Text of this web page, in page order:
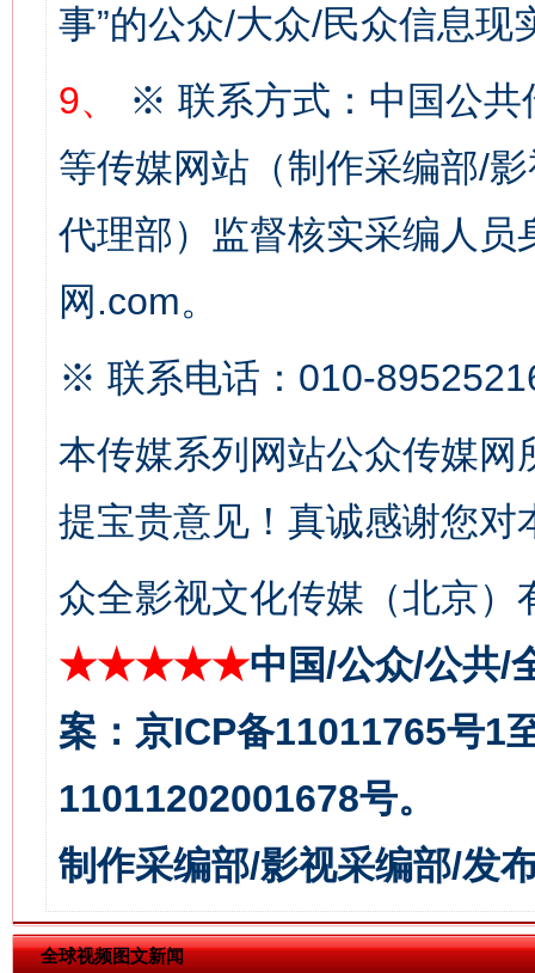
事”的公众/大众/民众信息现
9、
※ 联系方式：中国公共
等传媒网站（制作采编部/
代理部）监督核实采编人员
网.com。
※ 联系电话：010-
本传媒系列网站公众传媒
提宝贵意见！真诚感谢您
众全影视文化传媒（北京）
★★★★★中国/公众/公共/
案：京ICP备11011765号1
11011202001678号。
制作采编部/影视采编部/发
全球视频图文新闻
这是一记警钟！ 谢
在谋一域中谋全局